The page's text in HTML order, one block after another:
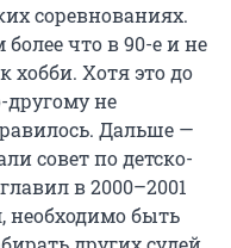
соревнованиях.
что в 90-е и не
хобби. Хотя это до
другому не
Дальше —
совет по детско-
в 2000–2001
необходимо быть